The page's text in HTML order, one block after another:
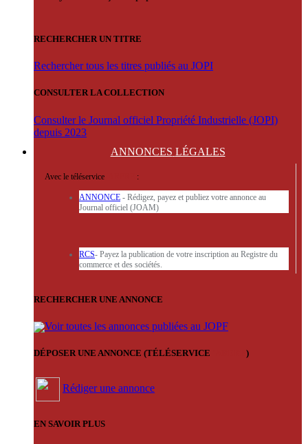
RECHERCHER UN TITRE
Rechercher tous les titres publiés au JOPI
CONSULTER LA COLLECTION
Consulter le Journal officiel Propriété Industrielle (JOPI)
depuis 2023
ANNONCES LÉGALES
Avec le téléservice :
ANNONCE - Rédigez, payez et publiez votre annonce au
Journal officiel (JOAM)
RCS- Payez la publication de votre inscription au Registre du
commerce et des sociétés.
RECHERCHER UNE ANNONCE
Voir toutes les annonces publiées au JOPF
DÉPOSER UNE ANNONCE (TÉLÉSERVICE )
Rédiger une annonce
EN SAVOIR PLUS